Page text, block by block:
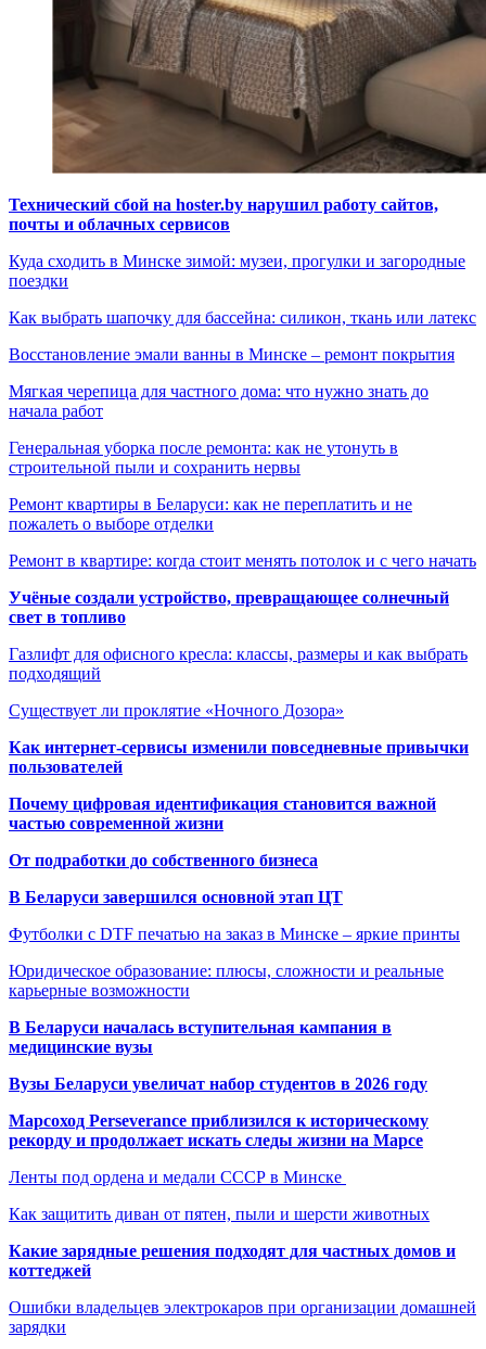
Технический сбой на hoster.by нарушил работу сайтов,
почты и облачных сервисов
Куда сходить в Минске зимой: музеи, прогулки и загородные
поездки
Как выбрать шапочку для бассейна: силикон, ткань или латекс
Восстановление эмали ванны в Минске – ремонт покрытия
Мягкая черепица для частного дома: что нужно знать до
начала работ
Генеральная уборка после ремонта: как не утонуть в
строительной пыли и сохранить нервы
Ремонт квартиры в Беларуси: как не переплатить и не
пожалеть о выборе отделки
Ремонт в квартире: когда стоит менять потолок и с чего начать
Учёные создали устройство, превращающее солнечный
свет в топливо
Газлифт для офисного кресла: классы, размеры и как выбрать
подходящий
Существует ли проклятие «Ночного Дозора»
Как интернет-сервисы изменили повседневные привычки
пользователей
Почему цифровая идентификация становится важной
частью современной жизни
От подработки до собственного бизнеса
В Беларуси завершился основной этап ЦТ
Футболки с DTF печатью на заказ в Минске – яркие принты
Юридическое образование: плюсы, сложности и реальные
карьерные возможности
В Беларуси началась вступительная кампания в
медицинские вузы
Вузы Беларуси увеличат набор студентов в 2026 году
Марсоход Perseverance приблизился к историческому
рекорду и продолжает искать следы жизни на Марсе
Ленты под ордена и медали СССР в Минске
Как защитить диван от пятен, пыли и шерсти животных
Какие зарядные решения подходят для частных домов и
коттеджей
Ошибки владельцев электрокаров при организации домашней
зарядки